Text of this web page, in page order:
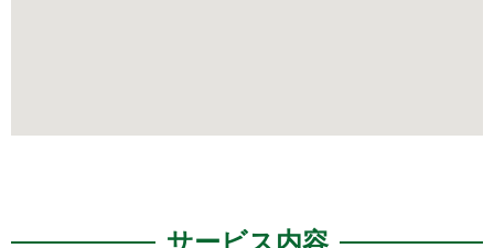
サービス内容